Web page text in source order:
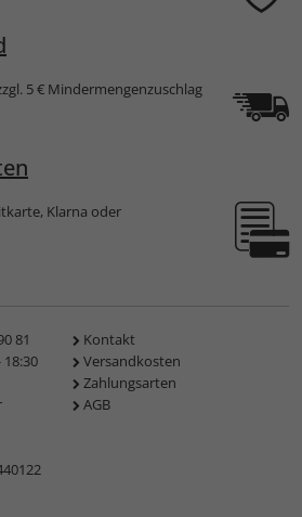
5 € Mindermengenzuschlag
Klarna oder
81
18:30
Kontakt
Versandkosten
Zahlungsarten
AGB